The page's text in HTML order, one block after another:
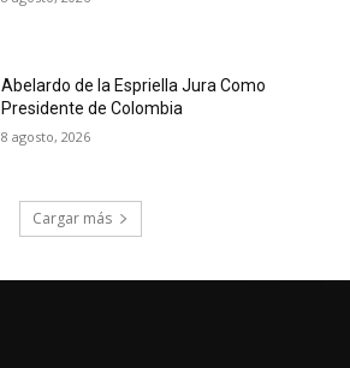
Abelardo de la Espriella Jura Como
Presidente de Colombia
8 agosto, 2026
Cargar más